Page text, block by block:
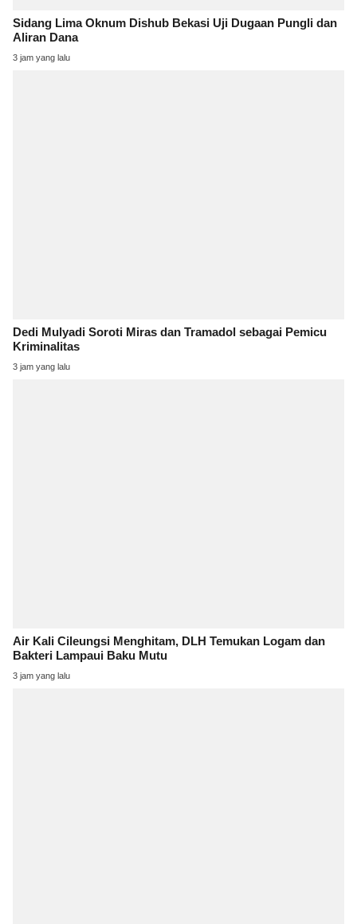
Sidang Lima Oknum Dishub Bekasi Uji Dugaan Pungli dan
Aliran Dana
3 jam yang lalu
Dedi Mulyadi Soroti Miras dan Tramadol sebagai Pemicu
Kriminalitas
3 jam yang lalu
Air Kali Cileungsi Menghitam, DLH Temukan Logam dan
Bakteri Lampaui Baku Mutu
3 jam yang lalu